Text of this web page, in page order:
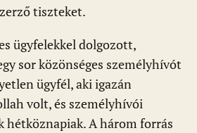
tiszteket.
ügyfelekkel dolgozott,
sor közönséges személyhívót
ügyfél, aki igazán
volt, és személyhívói
hétköznapiak. A három forrás